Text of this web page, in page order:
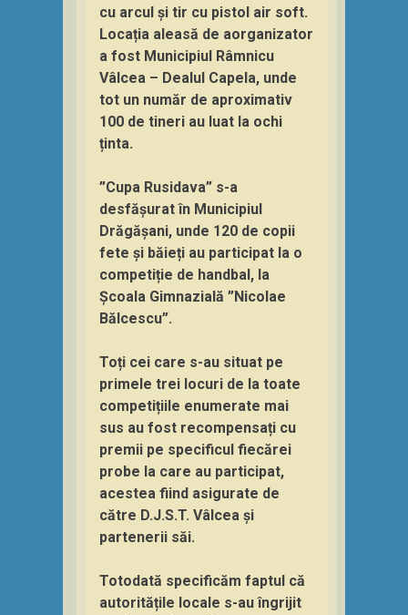
cu arcul și tir cu pistol air soft.
Locația aleasă de aorganizator
a fost Municipiul Râmnicu
Vâlcea – Dealul Capela, unde
tot un număr de aproximativ
100 de tineri au luat la ochi
ținta.
”Cupa Rusidava” s-a
desfășurat în Municipiul
Drăgășani, unde 120 de copii
fete și băieți au participat la o
competiție de handbal, la
Școala Gimnazială ”Nicolae
Bălcescu”.
Toți cei care s-au situat pe
primele trei locuri de la toate
competițiile enumerate mai
sus au fost recompensați cu
premii pe specificul fiecărei
probe la care au participat,
acestea fiind asigurate de
către D.J.S.T. Vâlcea și
partenerii săi.
Totodată specificăm faptul că
autoritățile locale s-au îngrijit